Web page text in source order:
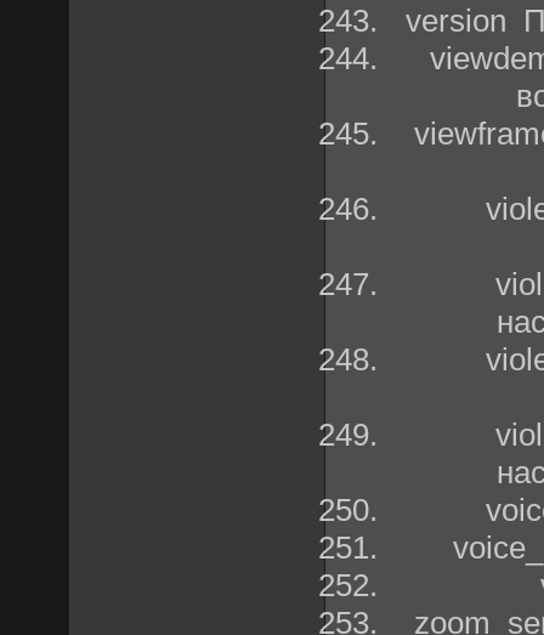
version